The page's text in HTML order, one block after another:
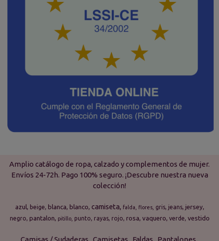
Amplio catálogo de ropa, calzado y complementos de mujer.
Envíos 24-72h. Pago 100% seguro. ¡Descubre nuestra nueva
colección!
azul beige blanca blanco camiseta falda flores gris jeans jersey
negro pantalon pitillo punto rayas rojo rosa vaquero verde vestido